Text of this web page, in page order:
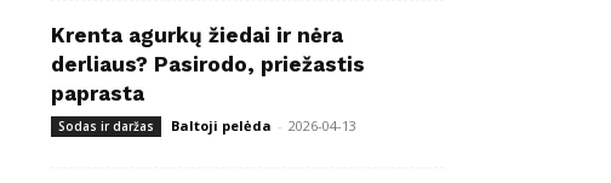
Krenta agurkų žiedai ir nėra
derliaus? Pasirodo, priežastis
paprasta
Sodas ir daržas Baltoji pelėda - 2026-04-13